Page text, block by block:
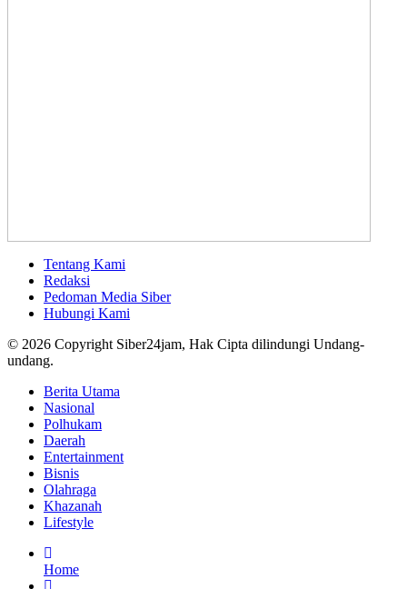
Tentang Kami
Redaksi
Pedoman Media Siber
Hubungi Kami
© 2026 Copyright Siber24jam, Hak Cipta dilindungi Undang-
undang.
Berita Utama
Nasional
Polhukam
Daerah
Entertainment
Bisnis
Olahraga
Khazanah
Lifestyle
Home